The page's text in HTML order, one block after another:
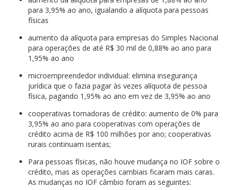
para 3,95% ao ano, igualando a alíquota para pessoas
físicas
aumento da alíquota para empresas do Simples Nacional
para operações de até R$ 30 mil de 0,88% ao ano para
1,95% ao ano
microempreendedor individual: elimina insegurança
jurídica que o fazia pagar às vezes alíquota de pessoa
física, pagando 1,95% ao ano em vez de 3,95% ao ano
cooperativas tomadoras de crédito: aumento de 0% para
3,95% ao ano para cooperativas com operações de
crédito acima de R$ 100 milhões por ano; cooperativas
rurais continuam isentas;
Para pessoas físicas, não houve mudança no IOF sobre o
crédito, mas as operações cambiais ficaram mais caras.
As mudanças no IOF câmbio foram as seguintes: